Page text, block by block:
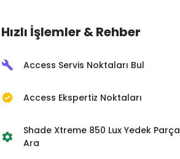
Hızlı İşlemler & Rehber
build Access Servis Noktaları Bul
verified Access Ekspertiz Noktaları
settings
Shade Xtreme 850 Lux Yedek Parça
Ara